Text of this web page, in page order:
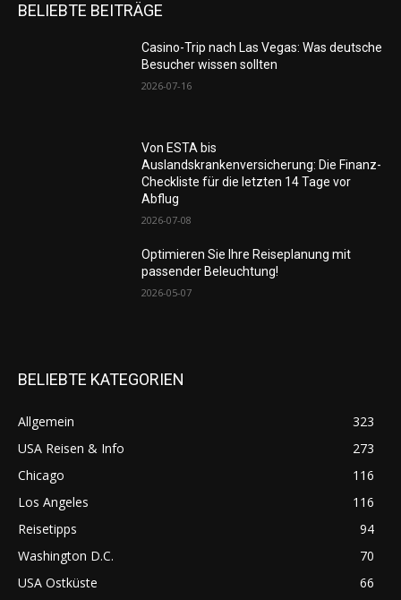
BELIEBTE BEITRÄGE
Casino-Trip nach Las Vegas: Was deutsche
Besucher wissen sollten
2026-07-16
Von ESTA bis
Auslandskrankenversicherung: Die Finanz-
Checkliste für die letzten 14 Tage vor
Abflug
2026-07-08
Optimieren Sie Ihre Reiseplanung mit
passender Beleuchtung!
2026-05-07
BELIEBTE KATEGORIEN
Allgemein
323
USA Reisen & Info
273
Chicago
116
Los Angeles
116
Reisetipps
94
Washington D.C.
70
USA Ostküste
66